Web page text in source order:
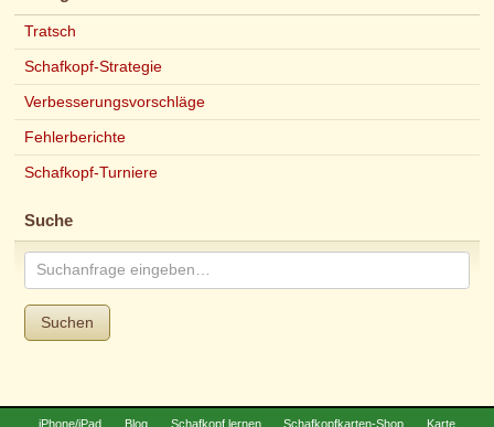
Tratsch
Schafkopf-Strategie
Verbesserungsvorschläge
Fehlerberichte
Schafkopf-Turniere
Suche
Suchen
iPhone/iPad Blog Schafkopf lernen Schafkopfkarten-Shop Karte